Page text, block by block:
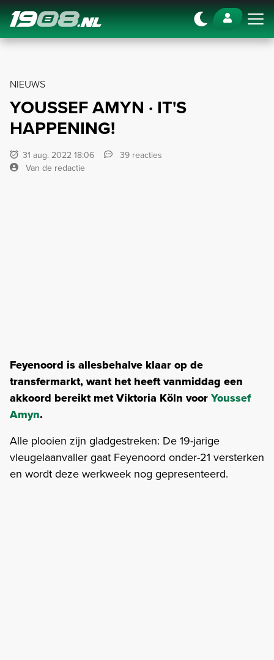
Navigation
NIEUWS
YOUSSEF AMYN · IT'S
HAPPENING!
31 aug. 2022 18:06
39 reacties
Van de redactie
Feyenoord is allesbehalve klaar op de
transfermarkt, want het heeft vanmiddag een
akkoord bereikt met Viktoria Köln voorYoussef
Amyn.
Alle plooien zijn gladgestreken: De 19-jarige
vleugelaanvaller gaat Feyenoord onder-21 versterken
en wordt deze werkweek nog gepresenteerd.